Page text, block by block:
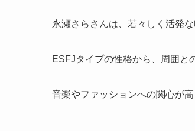
永瀬さらさんは、若々しく活発な
ESFJタイプの性格から、周囲と
音楽やファッションへの関心が